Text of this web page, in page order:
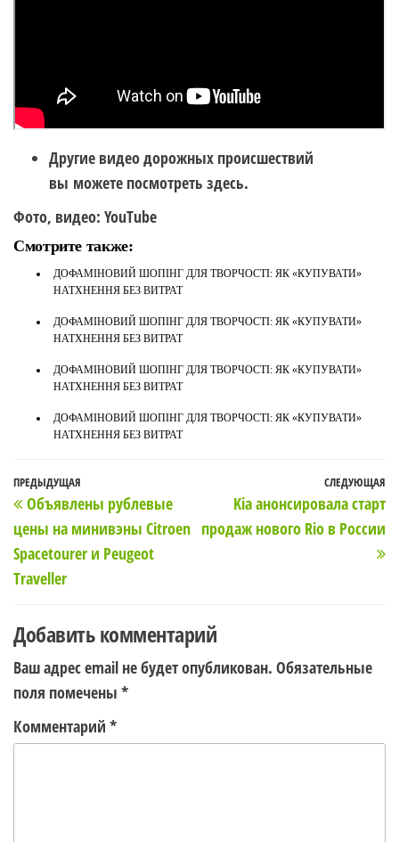
Другие видео дорожных происшествий
вы можете посмотреть здесь.
Фото, видео: YouTube
Смотрите также:
ДОФАМІНОВИЙ ШОПІНГ ДЛЯ ТВОРЧОСТІ: ЯК «КУПУВАТИ»
НАТХНЕННЯ БЕЗ ВИТРАТ
ДОФАМІНОВИЙ ШОПІНГ ДЛЯ ТВОРЧОСТІ: ЯК «КУПУВАТИ»
НАТХНЕННЯ БЕЗ ВИТРАТ
ДОФАМІНОВИЙ ШОПІНГ ДЛЯ ТВОРЧОСТІ: ЯК «КУПУВАТИ»
НАТХНЕННЯ БЕЗ ВИТРАТ
ДОФАМІНОВИЙ ШОПІНГ ДЛЯ ТВОРЧОСТІ: ЯК «КУПУВАТИ»
НАТХНЕННЯ БЕЗ ВИТРАТ
Навигация
по
записям
Предыдущая
запись
ПРЕДЫДУЩАЯ
Объявлены рублевые
цены на минивэны Сitroen
Spacetourer и Peugeot
Traveller
СЛЕДУЮЩАЯ
Kia анонсировала старт
продаж нового Rio в России
Добавить комментарий
Ваш адрес email не будет опубликован. Обязательные
поля помечены *
Комментарий *